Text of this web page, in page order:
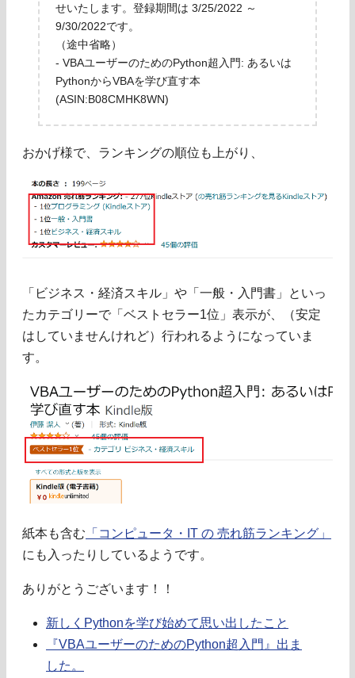
せいたします。登録期間は 3/25/2022 ～
9/30/2022です。
（途中省略）
- VBAユーザーのためのPython超入門: あるいは
PythonからVBAを学び直す本
(ASIN:B08CMHK8WN)
おかげ様で、ランキングの順位も上がり、
「ビジネス・経済スキル」や「一般・入門書」といっ
たカテゴリーで「ベストセラー1位」表示が、（安定
はしていませんけれど）行われるようになっていま
す。
紙本も含む 「コンピュータ・IT の 売れ筋ランキング」
にも入ったりしているようです。
ありがとうございます！！
新しくPythonを学び始めて思い出したこと
『VBAユーザーのためのPython超入門』出ま
した。